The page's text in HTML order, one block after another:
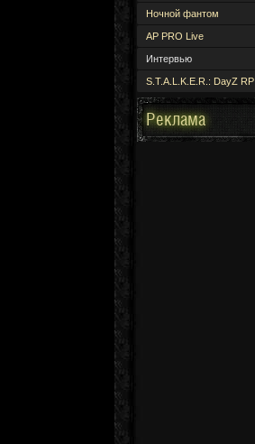
Ночной фантом
AP PRO Live
Интервью
S.T.A.L.K.E.R.: DayZ RP
Реклама